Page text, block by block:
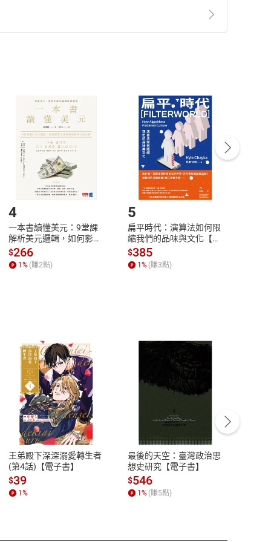
第2條第5款之規定，「非以有形媒介提供之數位
點選「瀏覽訂單明細」 「申請取消訂單/退
貨。
付款方式
Payment
完成訂單
Complete
號，下載書籍後看書
性
參
客服資訊
服務時間：週一到週五 10:00-12:00、
13:00-17:00 (國定假日及例假日休息)
客服電話：0080-1857077
4
一本書讀懂美元：9堂課
解析美元邏輯，如何影響
全球經濟和每個人的投資
【電子書】
$266
1% (賺2點)
5
扁平時代：演算法如何限
縮我們的品味與文化【電
子書】
$385
1% (賺3點)
王弟殿下深深溺愛轉生者
(第4話)【電子書】
$39
1%
最後的天空：臺灣政治思
想史研究【電子書】
$546
1% (賺5點)